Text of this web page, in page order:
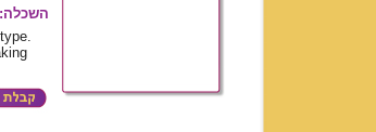
השכלה: